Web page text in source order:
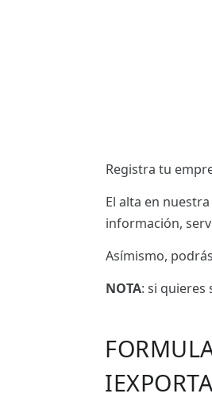
Registra tu
El alta en
información,
Asímismo,
NOTA: si
IEXPORTA